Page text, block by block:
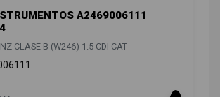
A2469006111
CLASE B (W246) 1.5 CDI CAT